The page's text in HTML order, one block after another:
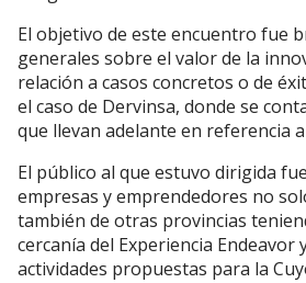
El objetivo de este encuentro fue
generales sobre el valor de la
relación a casos concretos o de
el caso de Dervinsa, donde se
que llevan adelante en referencia
El público al que estuvo dirigida
empresas y emprendedores no
también de otras provincias
cercanía del Experiencia Endeavor
actividades propuestas para la